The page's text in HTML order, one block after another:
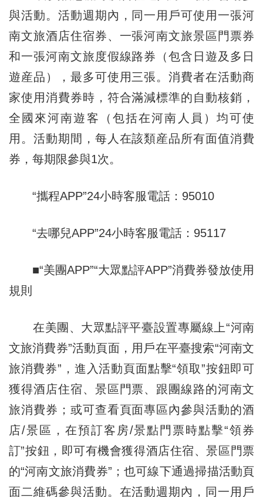
與活動。活動週期內，同一用戶可使用一張河
南文旅酒店住宿券、一張河南文旅景區門票券
和一張河南文旅度假線路券（包含日遊及多日
遊産品），最多可使用三張。消費者在活動商
家使用消費券時，符合滿減標準的自動核銷，
全國來河南遊客（包括在河南人員）均可使
用。活動期間，每人在該類産品所有面值消費
券，每期限參與1次。
“攜程APP”24小時客服電話：95010
“去哪兒APP”24小時客服電話：95117
■“美團APP”“大眾點評APP”消費券發放使用
規則
在美團、大眾點評平臺設置專屬線上“河南
文旅消費券”活動頁面，用戶在平臺搜索“河南文
旅消費券”，進入活動頁面點擊“領取”按鈕即可
獲得酒店住宿、景區門票、跟團線路的河南文
旅消費券；或可查看頁面專區內參與活動的酒
店/景區，在預訂客房/景點門票時點擊“領券
訂”按鈕，即可有機會獲得酒店住宿、景區門票
的“河南文旅消費券”；也可線下通過掃描活動頁
面二維碼參與活動。在活動週期內，同一用戶